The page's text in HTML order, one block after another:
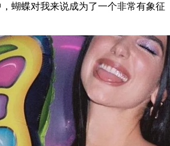
蝴蝶对我来说成为了一个非常有象征